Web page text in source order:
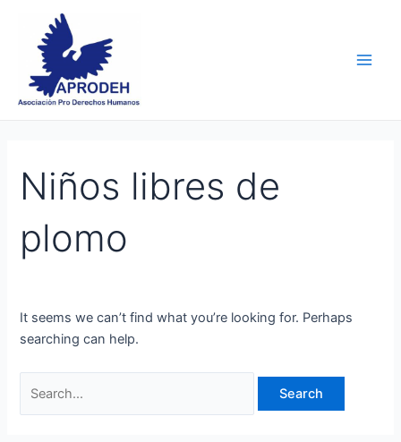
content
Niños libres de
plomo
It seems we can’t find what you’re looking for. Perhaps
searching can help.
Search